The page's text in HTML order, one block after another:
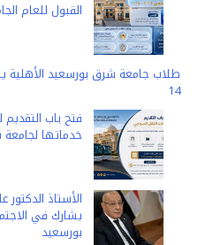
k
e
r
k
القبول للعام الجامعي
طلاب جامعة شرق بورسعيد الأهلية
14
فتح باب
خدماتها
الأستاذ
يشارك في
بورسعيد